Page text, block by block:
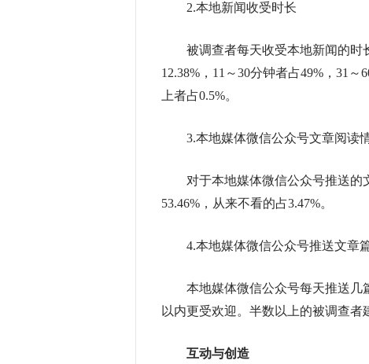
2.本地新闻收受时长
被调查者每天收受本地新闻的时
12.38%，11～30分钟者占49%，31
上者占0.5%。
3.本地媒体微信公众号文章阅读
对于本地媒体微信公众号推送的
53.46%，从来不看的占3.47%。
4.本地媒体微信公众号推送文章
本地媒体微信公众号每天推送几
以内更受欢迎。半数以上的被调查者
互动与创造